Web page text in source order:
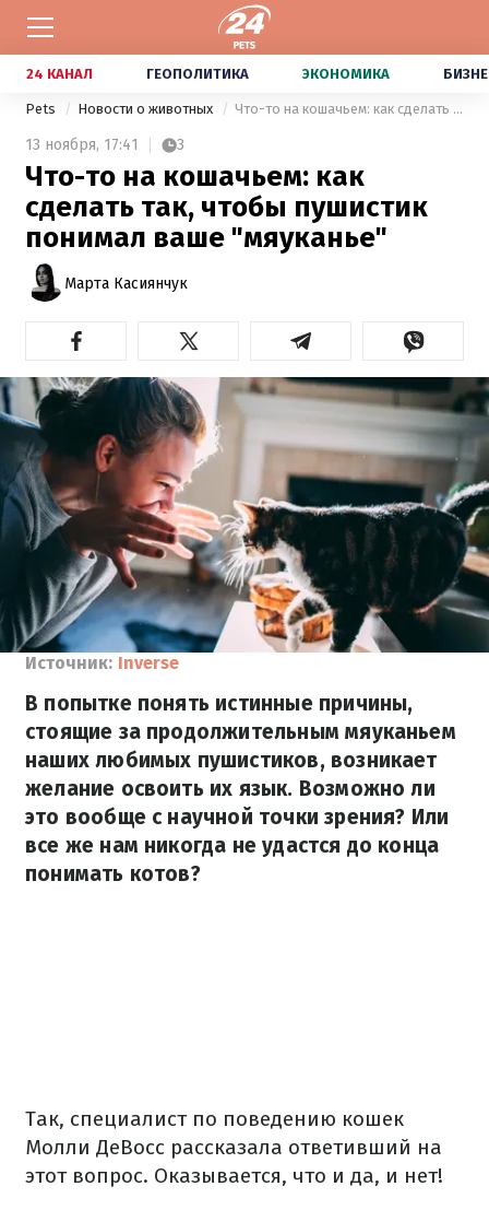
24 КАНАЛ ГЕОПОЛИТИКА ЭКОНОМИКА
Pets Новости о животных Что-то на кошачьем: как сделать так, чтобы пушистик понимал ваше "мяуканье"
13 ноября, 17:41 3
Что-то на кошачьем: как
сделать так, чтобы пушистик
понимал ваше "мяуканье"
Марта Касиянчук
Источник: Inverse
В попытке понять истинные причины,
стоящие за продолжительным мяуканьем
наших любимых пушистиков, возникает
желание освоить их язык. Возможно ли
это вообще с научной точки зрения? Или
все же нам никогда не удастся до конца
понимать котов?
Так, специалист по поведению кошек
Молли ДеВосс рассказала ответивший на
этот вопрос. Оказывается, что и да, и нет!